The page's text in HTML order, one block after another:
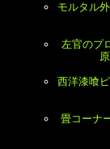
モルタル
左官のプ
西洋漆喰
畳コーナ